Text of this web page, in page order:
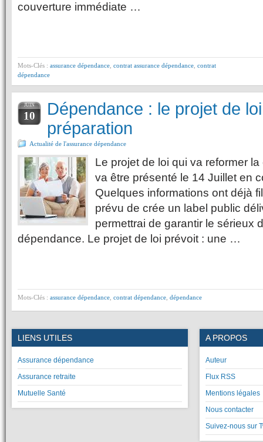
couverture immédiate …
Mots-Clés : assurance dépendance contrat assurance dépendance contrat
dépendance
JUIN
10
Dépendance : le projet de
préparation
Actualité de l'assurance dépendance
Le projet de loi qui va reformer
va être présenté le 14 Juillet en
Quelques informations ont déjà
prévu de crée un label public
permettrai de garantir le sérieux
dépendance. Le projet de loi prévoit : une …
Mots-Clés : assurance dépendance contrat dépendance dépendance
LIENS UTILES
Assurance dépendance
Assurance retraite
Mutuelle Santé
A PROPOS
Auteur
Flux RSS
Mentions légales
Nous contacter
Suivez-nous sur